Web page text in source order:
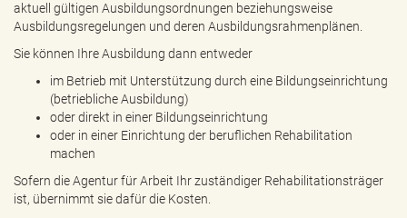
aktuell gültigen Ausbildungsordnungen beziehungsweise
Ausbildungsregelungen und deren Ausbildungsrahmenplänen.
Sie können Ihre Ausbildung dann entweder
im Betrieb mit Unterstützung durch eine Bildungseinrichtung
(betriebliche Ausbildung)
oder direkt in einer Bildungseinrichtung
oder in einer Einrichtung der beruflichen Rehabilitation
machen
Sofern die Agentur für Arbeit Ihr zuständiger Rehabilitationsträger
ist, übernimmt sie dafür die Kosten.